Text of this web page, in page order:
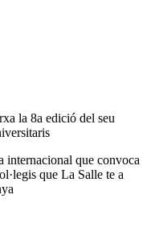
la 8a edició del seu
internacional que convoca
que La Salle te a